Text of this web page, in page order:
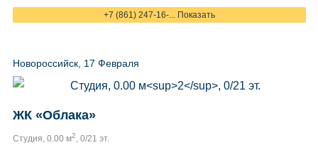
+7 (861) 247-16-... Показать
Новороссийск, 17 Февраля
ЖК «Облака»
Студия, 0.00 м2, 0/21 эт.